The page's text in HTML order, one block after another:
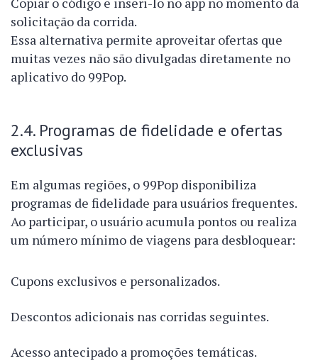
solicitação da corrida.
Essa alternativa permite aproveitar ofertas que
muitas vezes não são divulgadas diretamente no
aplicativo do 99Pop.
2.4. Programas de fidelidade e ofertas
exclusivas
Em algumas regiões, o 99Pop disponibiliza
programas de fidelidade para usuários frequentes.
Ao participar, o usuário acumula pontos ou realiza
um número mínimo de viagens para desbloquear:
Cupons exclusivos e personalizados.
Descontos adicionais nas corridas seguintes.
Acesso antecipado a promoções temáticas.